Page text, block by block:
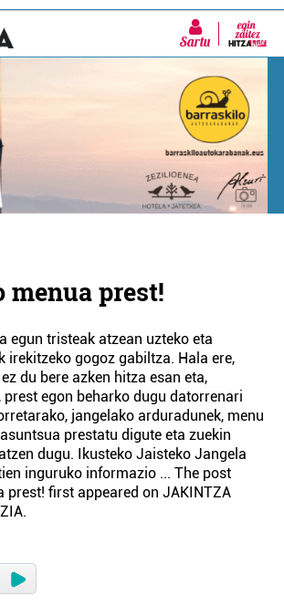
Sartu
menua prest!
egun tristeak atzean uzteko eta
irekitzeko gogoz gabiltza. Hala ere,
du bere azken hitza esan eta,
prest egon beharko dugu datorrenari
jangelako arduradunek, menu
prestatu digute eta zuekin
dugu. Ikusteko Jaisteko Jangela
inguruko informazio ... The post
prest! first appeared on JAKINTZA